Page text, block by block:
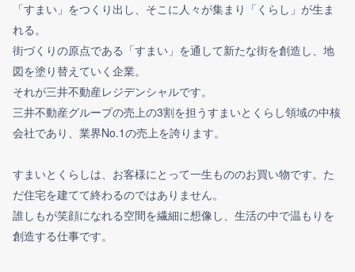
「すまい」をつくり出し、そこに人々が集まり「くらし」が生ま
れる。
街づくりの原点である「すまい」を通して新たな街を創造し、地
図を塗り替えていく企業。
それが三井不動産レジデンシャルです。
三井不動産グループの売上の3割を担うすまいとくらし領域の中核
会社であり、業界No.1の売上を誇ります。
すまいとくらしは、お客様にとって一生もののお買い物です。た
だ住宅を建てて終わるのではありません。
誰しもが笑顔になれる空間を繊細に想像し、生活の中で温もりを
創造する仕事です。
フォローしました！
や、
特別オファーが届く可能性が高まります。
興味のある企業を気軽にフォローしてみましょ
う！
フォローするには
ログインが必要です。
フォローをするとフォローした企業からのイベン
ト通知や、
特別オファーが届く可能性が高まります。
プレエントリーが完了しました。
そちらをご参照ください。
プレエントリーとフォローとは？
プレエントリーすると企業に個人情報が提供さ
れ、選考情報などが届くようになります。
プレエントリーボタン押下後、企業サイトに遷
企業マイページ登録を完了させる必要がござい
ますのでご注意ください。
フォローすると企業イベントの締切案内やリマ
インドメールなどが届くようになります。